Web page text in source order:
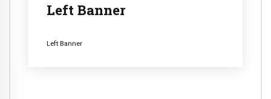
Left Banner
Left Banner